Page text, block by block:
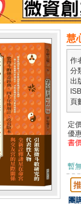
慧
作
分
出
頁
定
優
書
暫
團